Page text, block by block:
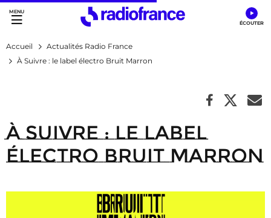
Accès direct :
Menu principal
Contenu
Accueil
Actualités Radio France
À Suivre : le label électro Bruit Marron
À Suivre : le label
électro Bruit Marron